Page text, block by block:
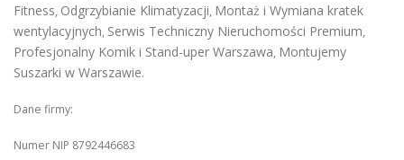
Fitness, Odgrzybianie Klimatyzacji, Montaż i Wymiana kratek
wentylacyjnych, Serwis Techniczny Nieruchomości Premium,
Profesjonalny Komik i Stand-uper Warszawa, Montujemy
Suszarki w Warszawie.
Dane firmy:
Numer NIP 8792446683